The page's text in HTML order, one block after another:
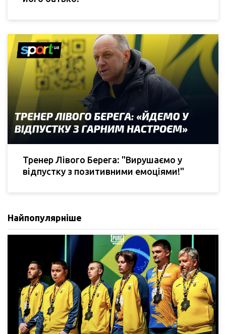
Тренер Лівого Берега: "Вирушаємо у
відпустку з позитивними емоціями!"
Найпопулярніше